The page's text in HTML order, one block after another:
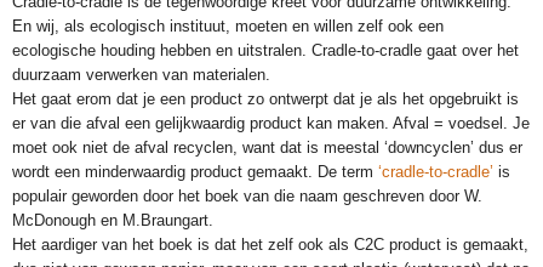
En wij, als ecologisch instituut, moeten en willen zelf ook een
ecologische houding hebben en uitstralen. Cradle-to-cradle gaat over het
duurzaam verwerken van materialen.
Het gaat erom dat je een product zo ontwerpt dat je als het opgebruikt is
er van die afval een gelijkwaardig product kan maken. Afval = voedsel. Je
moet ook niet de afval recyclen, want dat is meestal ‘downcyclen’ dus er
wordt een minderwaardig product gemaakt. De term ‘cradle-to-cradle’ is
populair geworden door het boek van die naam geschreven door W.
McDonough en M.Braungart.
Het aardiger van het boek is dat het zelf ook als C2C product is gemaakt,